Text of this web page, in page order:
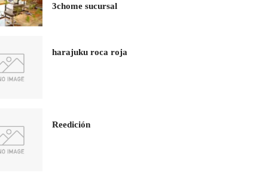
3chome sucursal
harajuku roca roja
Reedición